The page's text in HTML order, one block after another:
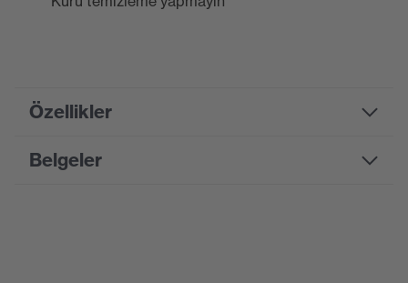
Özellikler
Product family
designation
Belgeler